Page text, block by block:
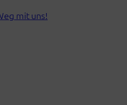
mit uns!